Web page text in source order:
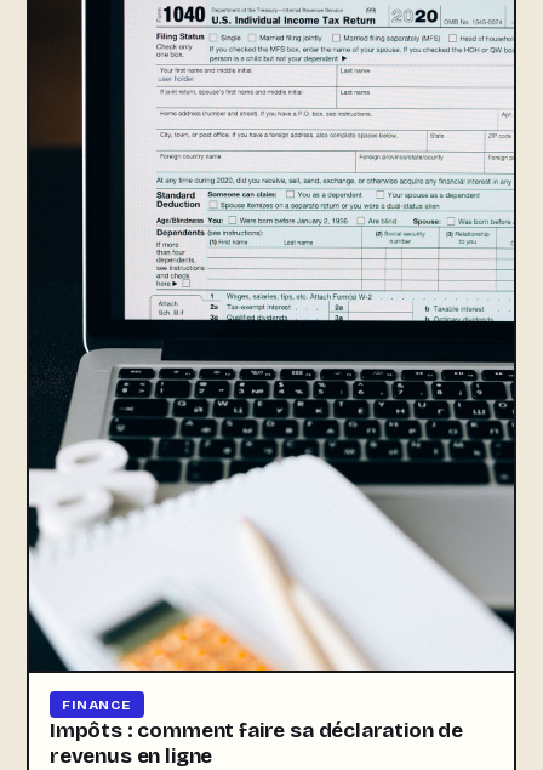
FINANCE
Impôts : comment faire sa déclaration de
revenus en ligne